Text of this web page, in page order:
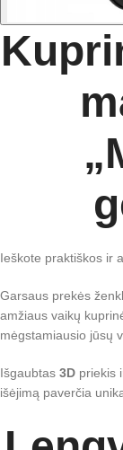
Ieškote praktiškos ir
Garsaus prekės
amžiaus vaikų
mėgstamiausio jūsų
Išgaubtas 3D priekis
išėjimą paverčia